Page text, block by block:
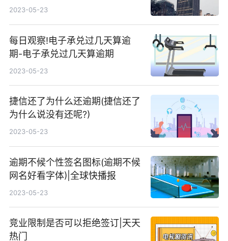
哪六个部分组成？
2023-05-23
每日观察!电子承兑过几天算逾
期-电子承兑过几天算逾期
2023-05-23
捷信还了为什么还逾期(捷信还了
为什么说没有还呢?)
2023-05-23
逾期不候个性签名图标(逾期不候
网名好看字体)|全球快播报
2023-05-23
竞业限制是否可以拒绝签订|天天
热门